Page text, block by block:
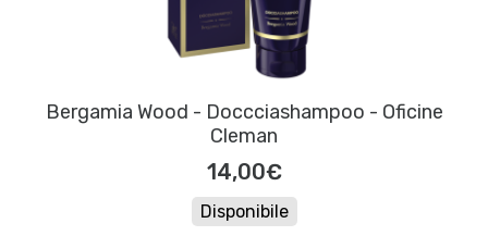
Bergamia Wood - Doccciashampoo - Oficine
Cleman
14,00€
Disponibile